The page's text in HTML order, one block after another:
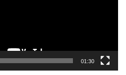
01:30